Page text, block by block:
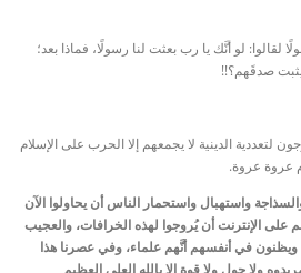
لقالوا: لو أنَّك يا رب بعثت لنا رسولًا، فماذا بعد؛
صدقَهم؟!!
لتعددية الدينية لا يجمعهم إلا الحرب على الإسلام
عروة عروة.
واستهبال واستحمار الناس أن يحاولوا الآن
على الإنترنت أن يُروجوا لهذه الخرافات، والعجيب
ويظنون في أنفسهم أنَّهم علماء، وفي عصرنا هذا
ولا حول ولا قوة إلا بالله العلي العظيم